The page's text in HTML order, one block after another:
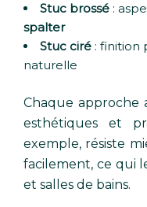
Stuc brossé :
spalter
Stuc ciré : finition
naturelle
Chaque approche
esthétiques et
exemple, résiste
facilement, ce qui
et salles de bains.